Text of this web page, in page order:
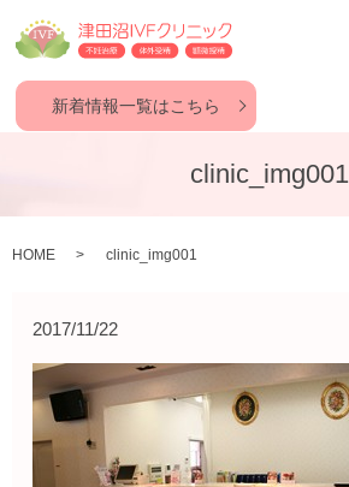
新着情報一覧はこちら
clinic_img001
HOME clinic_img001
2017/11/22